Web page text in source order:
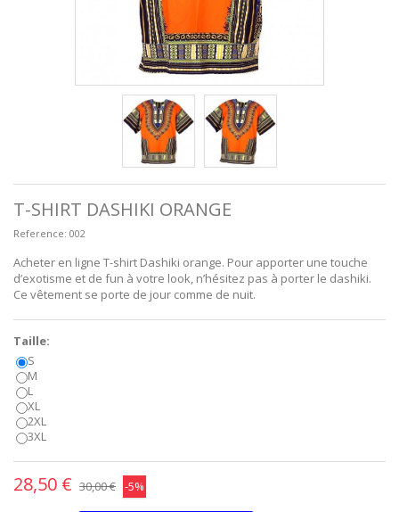
T-SHIRT DASHIKI ORANGE
Reference: 002
Acheter en ligne T-shirt Dashiki orange. Pour apporter une touche
d’exotisme et de fun à votre look, n’hésitez pas à porter le dashiki.
Ce vêtement se porte de jour comme de nuit.
Taille:
S
M
L
XL
2XL
3XL
28,50 € 30,00 € -5%